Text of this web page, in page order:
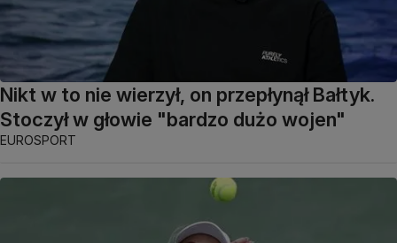
Nikt w to nie wierzył, on przepłynął Bałtyk.
Stoczył w głowie "bardzo dużo wojen"
EUROSPORT